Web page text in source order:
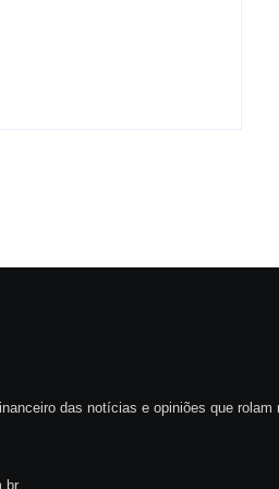
das notícias e opiniões que rolam